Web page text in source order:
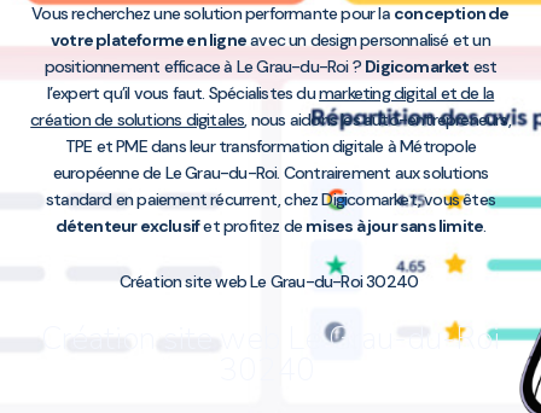
Vous recherchez une solution performante pour laconception de
votre plateforme en ligneavec un design personnalisé et un
positionnement efficace à Le Grau-du-Roi ? Digicomarket est
l’expert qu’il vous faut. Spécialistes dumarketing digital et de la
création de solutions digitales , nous aidons les auto-entrepreneurs,
TPE et PME dans leur transformation digitale à Métropole
européenne de Le Grau-du-Roi. Contrairement aux solutions
standard en paiement récurrent, chez Digicomarket, vous êtes
détenteur exclusifet profitez demises à jour sans limite
Création site web Le Grau-du-Roi 30240
Création site web Le Grau-du-Roi